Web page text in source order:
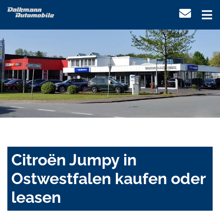
Citroën Jumpy in
Ostwestfalen kaufen oder
leasen